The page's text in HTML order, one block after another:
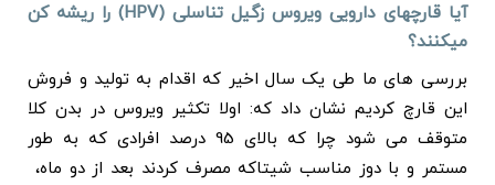
آیا قارچهای دارویی ویروس زگیل تناسلی (HPV) را ریشه کن
میکنند؟
بررسی های ما طی یک سال اخیر که اقدام به تولید و فروش
این قارچ کردیم نشان داد که: اولا تکثیر ویروس در بدن کلا
متوقف می شود چرا که بالای 95 درصد افرادی که به طور
مستمر و با دوز مناسب شیتاکه مصرف کردند بعد از دو ماه،